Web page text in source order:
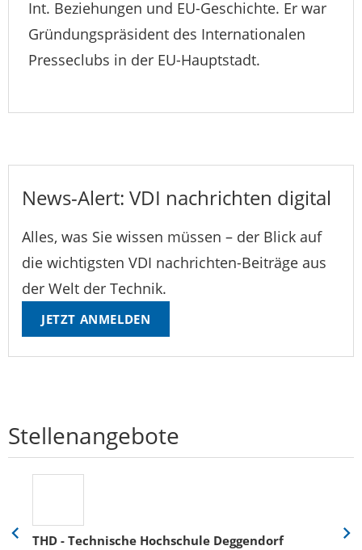
Int. Beziehungen und EU-Geschichte. Er war
Gründungspräsident des Internationalen
Presseclubs in der EU-Hauptstadt.
News-Alert: VDI nachrichten digital
Alles, was Sie wissen müssen – der Blick auf
die wichtigsten VDI nachrichten-Beiträge aus
der Welt der Technik.
JETZT ANMELDEN
Stellenangebote
THD - Technische Hochschule Deggendorf
Eine
Eine